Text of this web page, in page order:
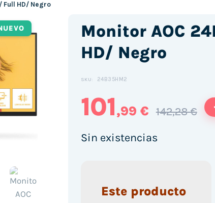
Full HD/ Negro
Monitor AOC
HD/ Negro
SKU: 24B35HM2
101,99 € 142,28 €
Sin existencias
Este producto